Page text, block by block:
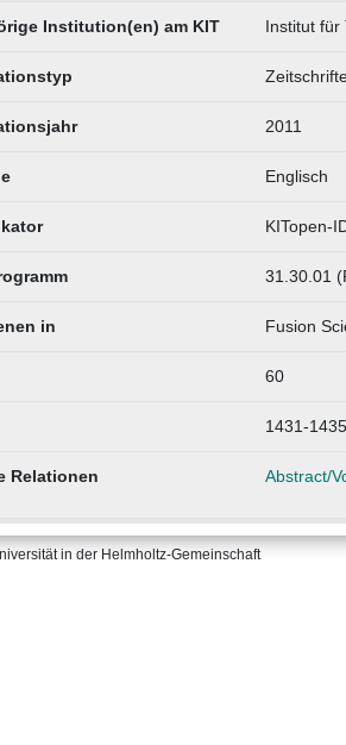
Institution(en) am KIT Institut für
2011
Englisch
KITopen-
31.30.01
in Fusion
60
1431-1435
Relationen Abstract/
in der Helmholtz-Gemeinschaft